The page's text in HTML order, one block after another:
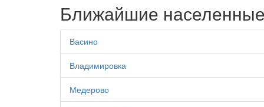
Ближайшие
Васино
Владимировка
Медерово